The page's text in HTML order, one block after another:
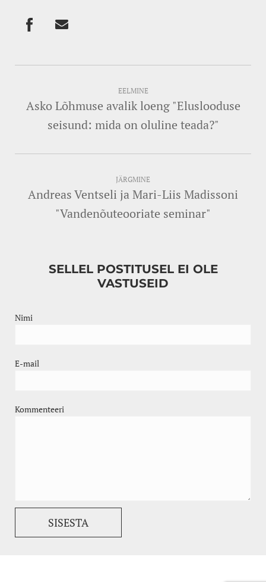
EELMINE
Asko Lõhmuse avalik loeng "Eluslooduse
seisund: mida on oluline teada?"
JÄRGMINE
Andreas Ventseli ja Mari-Liis Madissoni
"Vandenõuteooriate seminar"
SELLEL POSTITUSEL EI OLE
VASTUSEID
Nimi
E-mail
Kommenteeri